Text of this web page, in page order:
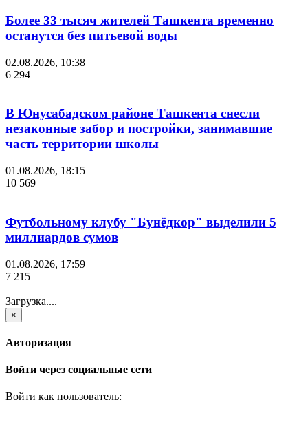
Более 33 тысяч жителей Ташкента временно
останутся без питьевой воды
02.08.2026, 10:38
6 294
В Юнусабадском районе Ташкента снесли
незаконные забор и постройки, занимавшие
часть территории школы
01.08.2026, 18:15
10 569
Футбольному клубу "Бунёдкор" выделили 5
миллиардов сумов
01.08.2026, 17:59
7 215
Загрузка....
×
Авторизация
Войти через социальные сети
Войти как пользователь: